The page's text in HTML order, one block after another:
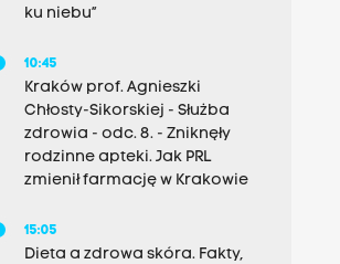
ku niebu”
10:45
Kraków prof. Agnieszki
Chłosty-Sikorskiej - Służba
zdrowia - odc. 8. - Zniknęły
rodzinne apteki. Jak PRL
zmienił farmację w Krakowie
15:05
Dieta a zdrowa skóra. Fakty,